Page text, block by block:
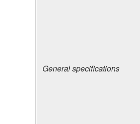
General specifications